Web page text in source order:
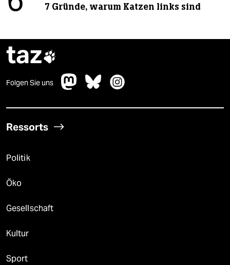
7 Gründe, warum Katzen links sind
taz
Folgen Sie uns
Ressorts
Politik
Öko
Gesellschaft
Kultur
Sport